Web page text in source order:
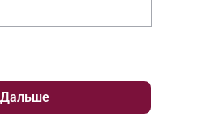
эффекте и хорош
Дальше